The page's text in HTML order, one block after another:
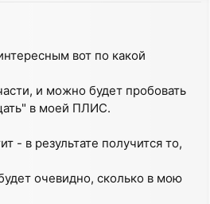
вот по какой
и можно будет пробовать
в моей ПЛИС.
- в результате получится то,
очевидно, сколько в мою